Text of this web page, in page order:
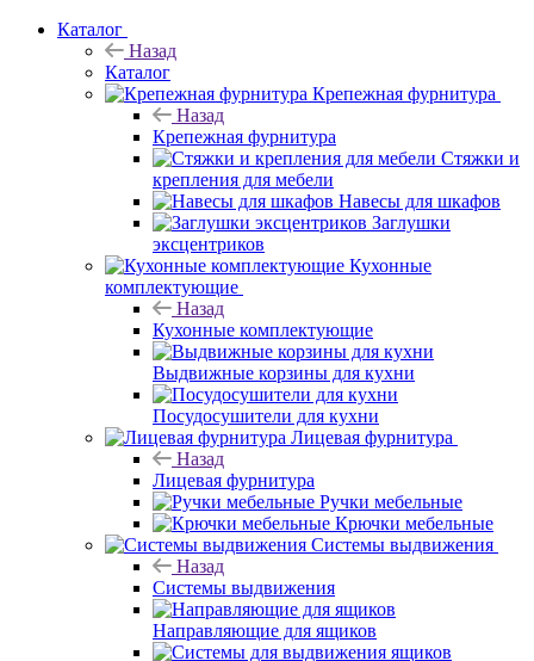
Каталог
Назад
Каталог
Крепежная фурнитура
Назад
Крепежная фурнитура
Стяжки и
крепления для мебели
Навесы для шкафов
Заглушки
эксцентриков
Кухонные
комплектующие
Назад
Кухонные комплектующие
Выдвижные корзины для кухни
Посудосушители для кухни
Лицевая фурнитура
Назад
Лицевая фурнитура
Ручки мебельные
Крючки мебельные
Системы выдвижения
Назад
Системы выдвижения
Направляющие для ящиков